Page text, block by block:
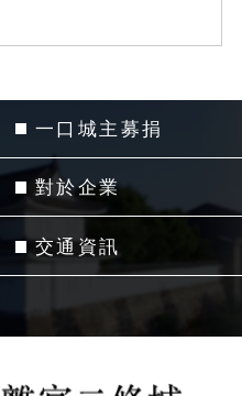
一口城主募捐
對於企業
交通資訊